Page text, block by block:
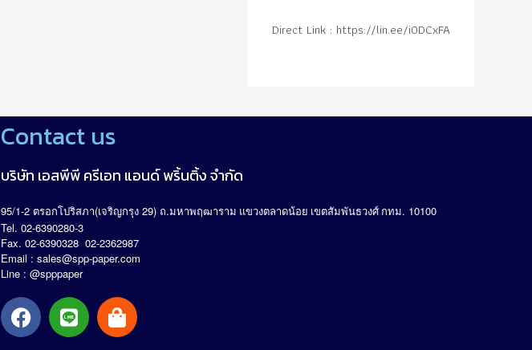
Direct Link : https://lin.ee/i0DCxFA
Contact us
บริษัท เอสพีพี ครีเอท แอนด์ พริ้นติ้ง จำกัด
95/1-2 ตรอกโปริสภา(เจริญกรุง 29) ถ.มหาพฤฒาราม แขวงตลาดน้อย เขตสัมพันธวงศ์ กทม. 10100
Tel. 02-6390280-3
Fax. 02-6390328 02-2362987
Email : sales@spp-paper.com
Line : @spppaper